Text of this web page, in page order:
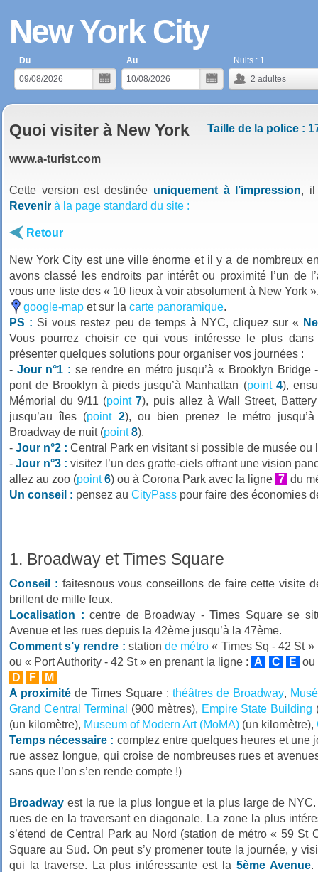
New York City
Du
Au
2 adultes
Nuits : 1
Taille de la police :
Quoi visiter à New York
www.a-turist.com
Cette version est destinée uniquement à l’impression, il
Revenir à la page standard du site :
Retour
New York City est une ville énorme et il y a de nombreux
avons classé les endroits par intérêt ou proximité l’un de
vous une liste des « 10 lieux à voir absolument à New York
google-map et sur la carte panoramique.
PS : Si vous restez peu de temps à NYC, cliquez sur «
Vous pourrez choisir ce qui vous intéresse le plus
présenter quelques solutions pour organiser vos journées :
- Jour n°1 : se rendre en métro jusqu’à « Brooklyn
pont de Brooklyn à pieds jusqu’à Manhattan (point 4),
Mémorial du 9/11 (point7), puis allez à Wall Street,
jusqu’au îles (point 2), ou bien prenez le métro
Broadway de nuit (point8).
- Jour n°2 : Central Park en visitant si possible de musée ou
- Jour n°3 : visitez l’un des gratte-ciels offrant une vision
allez au zoo (point6) ou à Corona Park avec la ligne 7 du
Un conseil : pensez au CityPass pour faire des économies
1. Broadway et Times Square
Conseil : faitesnous vous conseillons de faire cette visite
brillent de mille feux.
Localisation : centre de Broadway - Times Square se
Avenue et les rues depuis la 42ème jusqu’à la 47ème.
Comment s’y rendre : stationde métro « Times Sq - 42 St
ou « Port Authority - 42 St » en prenant la ligne : A C E ou
D
F
M
A proximité de Times Square : théâtres de Broadway,
Grand Central Terminal
(900 mètres), Empire State Building
(un kilomètre), Museum of Modern Art (MoMA) (un kilomètre),
Temps nécessaire : comptez entre quelques heures et une
rue assez longue, qui croise de nombreuses rues et
sans que l’on s’en rende compte !)
Broadway est la rue la plus longue et la plus large de
rues de en la traversant en diagonale. La zone la plus
s’étend de Central Park au Nord (station de métro « 59 St
Square au Sud. On peut s’y promener toute la journée, y
qui la traverse. La plus intéressante est la 5ème Avenue.